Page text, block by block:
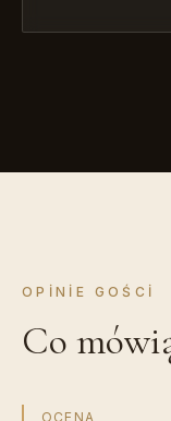
OPINIE GOŚCI
Co
OCENA